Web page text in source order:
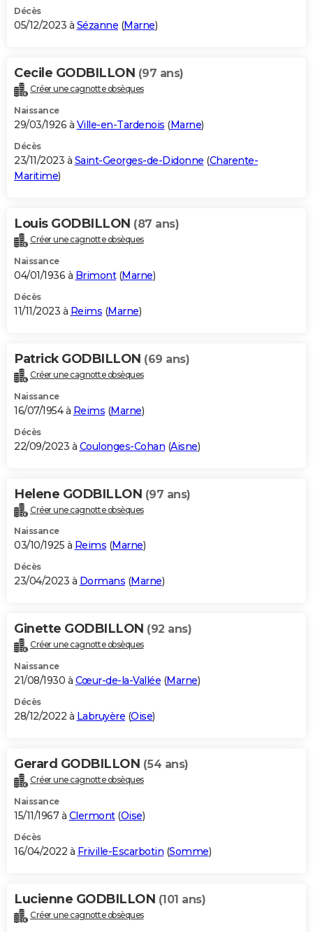
Décès
05/12/2023 à Sézanne (Marne)
Cecile GODBILLON (97 ans)
Créer une cagnotte obsèques
Naissance
29/03/1926 à Ville-en-Tardenois (Marne)
Décès
23/11/2023 à Saint-Georges-de-Didonne (Charente-
Maritime)
Louis GODBILLON (87 ans)
Créer une cagnotte obsèques
Naissance
04/01/1936 à Brimont(Marne)
Décès
11/11/2023 à Reims (Marne)
Patrick GODBILLON (69 ans)
Créer une cagnotte obsèques
Naissance
16/07/1954 à Reims (Marne)
Décès
22/09/2023 à Coulonges-Cohan (Aisne)
Helene GODBILLON (97 ans)
Créer une cagnotte obsèques
Naissance
03/10/1925 à Reims (Marne)
Décès
23/04/2023 à Dormans (Marne)
Ginette GODBILLON (92 ans)
Créer une cagnotte obsèques
Naissance
21/08/1930 à Cœur-de-la-Vallée (Marne)
Décès
28/12/2022 à Labruyère (Oise)
Gerard GODBILLON (54 ans)
Créer une cagnotte obsèques
Naissance
15/11/1967 à Clermont(Oise)
Décès
16/04/2022 à Friville-Escarbotin (Somme)
Lucienne GODBILLON (101 ans)
Créer une cagnotte obsèques